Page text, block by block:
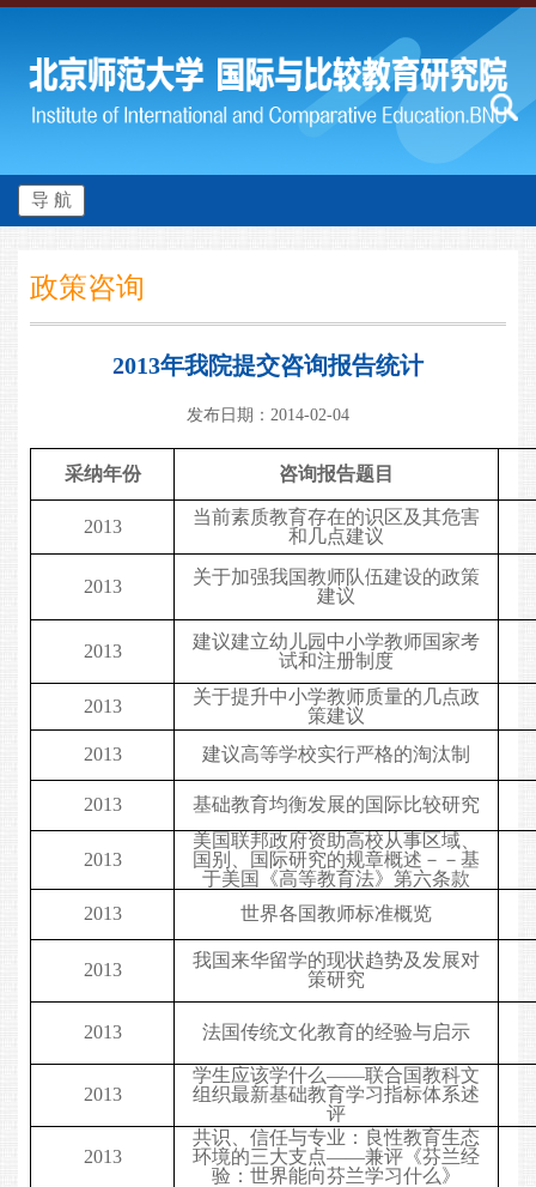
导 航
政策咨询
2013年我院提交咨询报告统计
发布日期：2014-02-04
采纳年份 咨询报告题目
2013
当前素质教育存在的识区及其危害
和几点建议
2013
关于加强我国教师队伍建设的政策
建议
2013
建议建立幼儿园中小学教师国家考
试和注册制度
2013
关于提升中小学教师质量的几点政
策建议
2013
建议高等学校实行严格的淘汰制
2013 基础教育均衡发展的国际比较研究
2013
美国联邦政府资助高校从事区域、
国别、国际研究的规章概述－－基
于美国《高等教育法》第六条款
2013
世界各国教师标准概览
2013
我国来华留学的现状趋势及发展对
策研究
2013 法国传统文化教育的经验与启示
2013
学生应该学什么——联合国教科文
组织最新基础教育学习指标体系述
评
2013
共识、信任与专业：良性教育生态
环境的三大支点——兼评《芬兰经
验：世界能向芬兰学习什么》